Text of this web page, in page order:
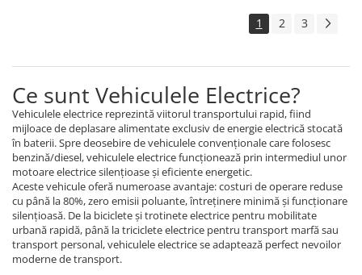
Kukirin G4 (2025)
KuKirin S1 PRO
Kugoo S1
Kugoo G2 Pro
Piese Xiaomi
Scooter 3 (Mi3)
Scooter 3 Lite (Mi3 Lite)
Scooter 4 PRO (Mi4 PRO)
Essential, M365, 1S
1 2 3
Ce sunt Vehiculele Electrice?
Vehiculele electrice reprezintă viitorul transportului rapid, fiind
mijloace de deplasare alimentate exclusiv de energie electrică stocată
în baterii. Spre deosebire de vehiculele convenționale care folosesc
benzină/diesel, vehiculele electrice funcționează prin intermediul unor
motoare electrice silențioase și eficiente energetic.
Aceste vehicule oferă numeroase avantaje: costuri de operare reduse
cu până la 80%, zero emisii poluante, întreținere minimă și funcționare
silențioasă. De la biciclete și trotinete electrice pentru mobilitate
urbană rapidă, până la triciclete electrice pentru transport marfă sau
transport personal, vehiculele electrice se adaptează perfect nevoilor
moderne de transport.